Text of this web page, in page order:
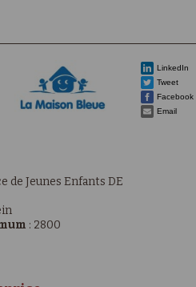
LinkedIn
Tweet
Facebook
Email
de Jeunes Enfants DE
: 2800